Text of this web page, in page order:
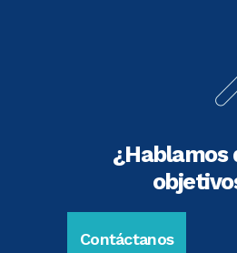
¿Hablamos
Contáctanos